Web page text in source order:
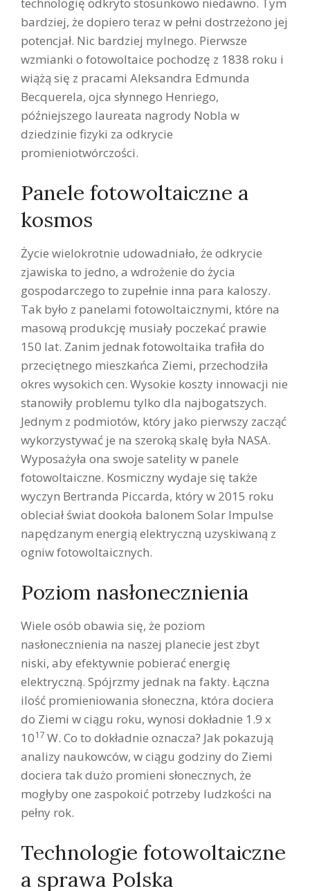
bardziej, że dopiero teraz w pełni dostrzeżono jej
potencjał. Nic bardziej mylnego. Pierwsze
wzmianki o fotowoltaice pochodzę z 1838 roku i
wiążą się z pracami Aleksandra Edmunda
Becquerela, ojca słynnego Henriego,
późniejszego laureata nagrody Nobla w
dziedzinie fizyki za odkrycie
promieniotwórczości.
Panele fotowoltaiczne a
kosmos
Życie wielokrotnie udowadniało, że odkrycie
zjawiska to jedno, a wdrożenie do życia
gospodarczego to zupełnie inna para kaloszy.
Tak było z panelami fotowoltaicznymi, które na
masową produkcję musiały poczekać prawie
150 lat. Zanim jednak fotowoltaika trafiła do
przeciętnego mieszkańca Ziemi, przechodziła
okres wysokich cen. Wysokie koszty innowacji nie
stanowiły problemu tylko dla najbogatszych.
Jednym z podmiotów, który jako pierwszy zacząć
wykorzystywać je na szeroką skalę była NASA.
Wyposażyła ona swoje satelity w panele
fotowoltaiczne. Kosmiczny wydaje się także
wyczyn Bertranda Piccarda, który w 2015 roku
obleciał świat dookoła balonem Solar Impulse
napędzanym energią elektryczną uzyskiwaną z
ogniw fotowoltaicznych.
Poziom nasłonecznienia
Wiele osób obawia się, że poziom
nasłonecznienia na naszej planecie jest zbyt
niski, aby efektywnie pobierać energię
elektryczną. Spójrzmy jednak na fakty. Łączna
ilość promieniowania słoneczna, która dociera
do Ziemi w ciągu roku, wynosi dokładnie 1.9 x
1017 W. Co to dokładnie oznacza? Jak pokazują
analizy naukowców, w ciągu godziny do Ziemi
dociera tak dużo promieni słonecznych, że
mogłyby one zaspokoić potrzeby ludzkości na
pełny rok.
Technologie fotowoltaiczne
a sprawa Polska